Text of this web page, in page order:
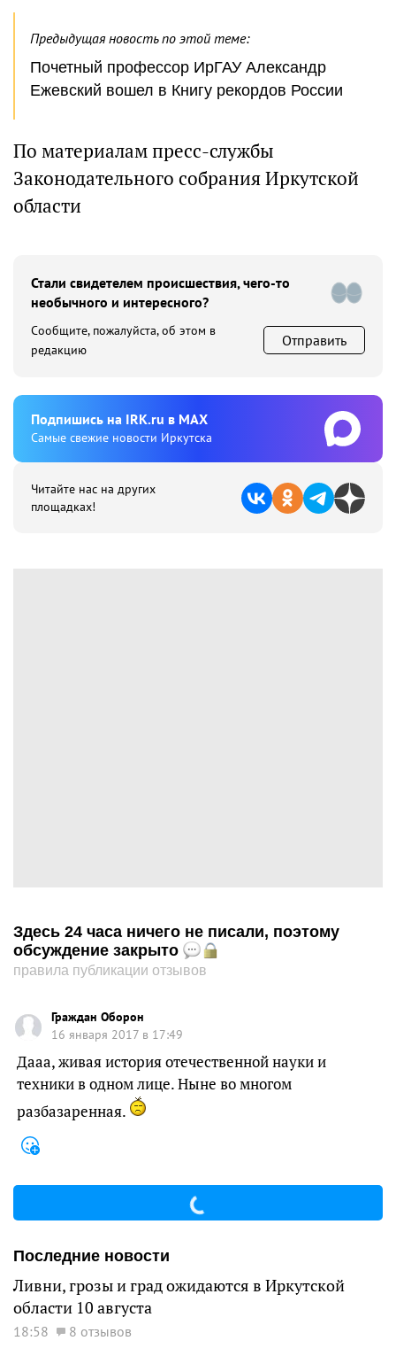
Предыдущая новость по этой теме:
Почетный профессор ИрГАУ Александр
Ежевский вошел в Книгу рекордов России
По материалам пресс-службы
Законодательного собрания Иркутской
области
Стали свидетелем происшествия, чего-то
необычного и интересного?
Сообщите, пожалуйста, об этом в
редакцию
Отправить
Подпишиcь на IRK.ru в MAX
Cамые свежие новости Иркутска
Читайте нас на других
площадках!
Здесь 24 часа ничего не писали, поэтому
обсуждение закрыто
правила публикации отзывов
Граждан Оборон
16 января 2017 в 17:49
Дааа, живая история отечественной науки и
техники в одном лице. Ныне во многом
разбазаренная.
Последние новости
Ливни, грозы и град ожидаются в Иркутской
области 10 августа
18:58 8 отзывов